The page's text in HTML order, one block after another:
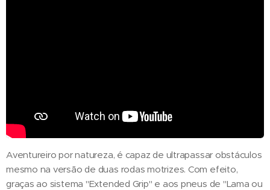
Aventureiro por natureza, é capaz de ultrapassar obstáculos
mesmo na versão de duas rodas motrizes. Com efeito,
graças ao sistema "Extended Grip" e aos pneus de "Lama ou